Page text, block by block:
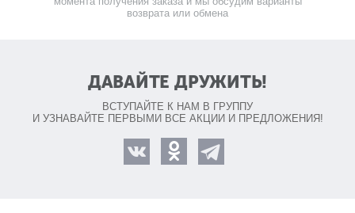
возврата или обмена
ДАВАЙТЕ ДРУЖИТЬ!
ВСТУПАЙТЕ К НАМ В ГРУППУ
И УЗНАВАЙТЕ ПЕРВЫМИ ВСЕ АКЦИИ И ПРЕДЛОЖЕНИЯ!